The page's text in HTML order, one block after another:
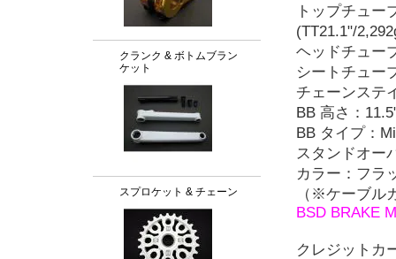
クランク & ボトムブラン
ケット
スプロケット & チェーン
トップチュー
(TT21.1"/
ヘッドチュー
シートチュー
チェーンステ
BB 高さ：
BB タイプ：
スタンドオー
カラー：フラ
（※ケーブル
BSD BRAKE
クレジットカ